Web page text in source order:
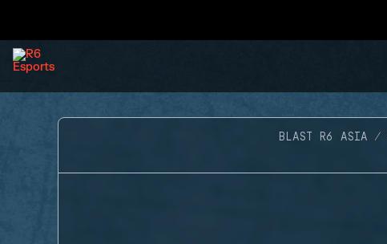
BLAST R6 ASIA